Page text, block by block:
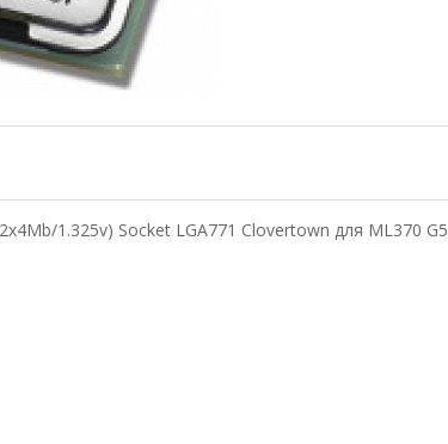
1.325v) Socket LGA771 Clovertown для ML370 G5